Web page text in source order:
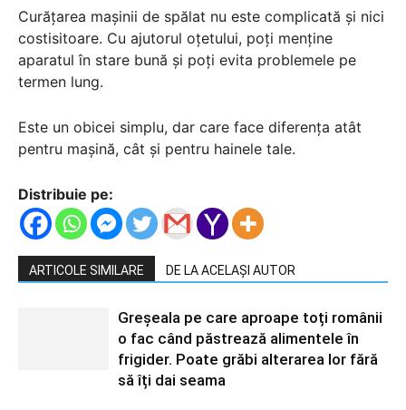
Curățarea mașinii de spălat nu este complicată și nici
costisitoare. Cu ajutorul oțetului, poți menține
aparatul în stare bună și poți evita problemele pe
termen lung.
Este un obicei simplu, dar care face diferența atât
pentru mașină, cât și pentru hainele tale.
Distribuie pe:
ARTICOLE SIMILARE DE LA ACELAȘI AUTOR
Greșeala pe care aproape toți românii
o fac când păstrează alimentele în
frigider. Poate grăbi alterarea lor fără
să îți dai seama